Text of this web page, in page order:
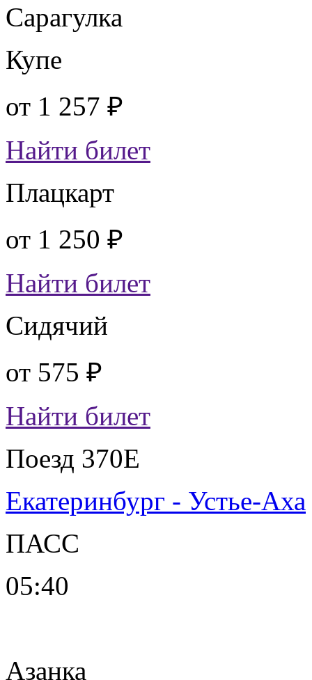
Сарагулка
Купе
от 1 257 ₽
Найти билет
Плацкарт
от 1 250 ₽
Найти билет
Сидячий
от 575 ₽
Найти билет
Поезд 370Е
Екатеринбург - Устье-Аха
ПАСС
05:40
Азанка